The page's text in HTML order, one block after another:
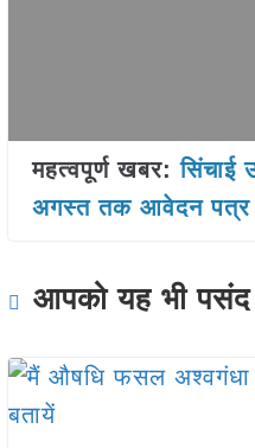
महत्वपूर्ण खबर:सिंचाई
अगस्त तक आवेदन पत्र
आपको यह भी